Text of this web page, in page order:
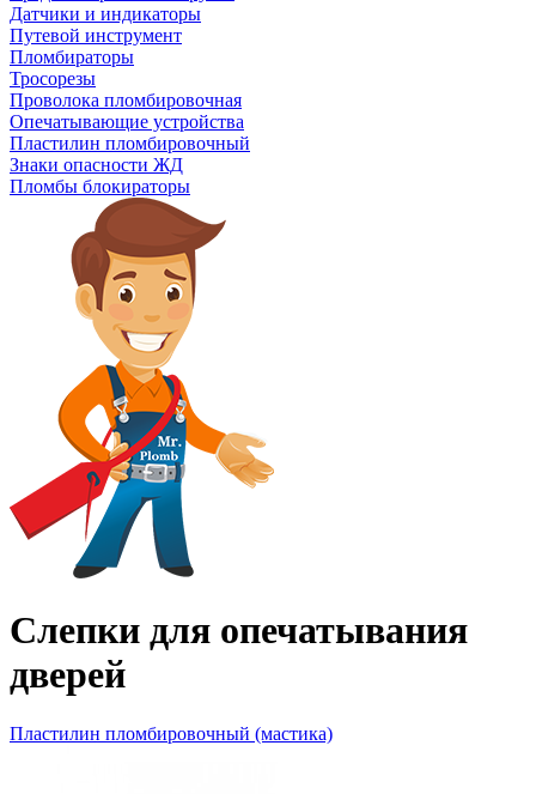
Датчики и индикаторы
Путевой инструмент
Пломбираторы
Тросорезы
Проволока пломбировочная
Опечатывающие устройства
Пластилин пломбировочный
Знаки опасности ЖД
Пломбы блокираторы
Слепки для опечатывания
дверей
Пластилин пломбировочный (мастика)